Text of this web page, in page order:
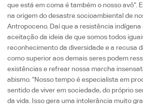
que está em coma é também o nosso avô”.
na origem do desastre socioambiental de
Antropoceno. Daí que a resistência indígena
aceitação da ideia de que somos todos
reconhecimento da diversidade e a recusa
como superior aos demais seres podem
existências e refrear nossa marcha
abismo. “Nosso tempo é especialista em
sentido de viver em sociedade, do próprio
da vida. Isso gera uma intolerância muito